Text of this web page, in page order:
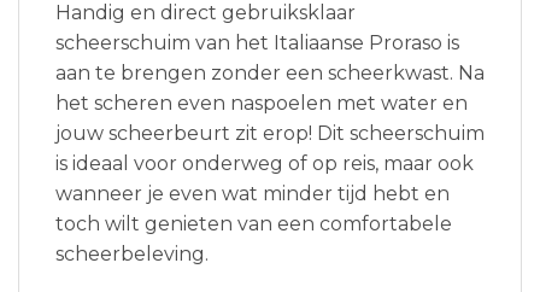
Handig en direct gebruiksklaar
scheerschuim van het Italiaanse Proraso is
aan te brengen zonder een scheerkwast. Na
het scheren even naspoelen met water en
jouw scheerbeurt zit erop! Dit scheerschuim
is ideaal voor onderweg of op reis, maar ook
wanneer je even wat minder tijd hebt en
toch wilt genieten van een comfortabele
scheerbeleving.